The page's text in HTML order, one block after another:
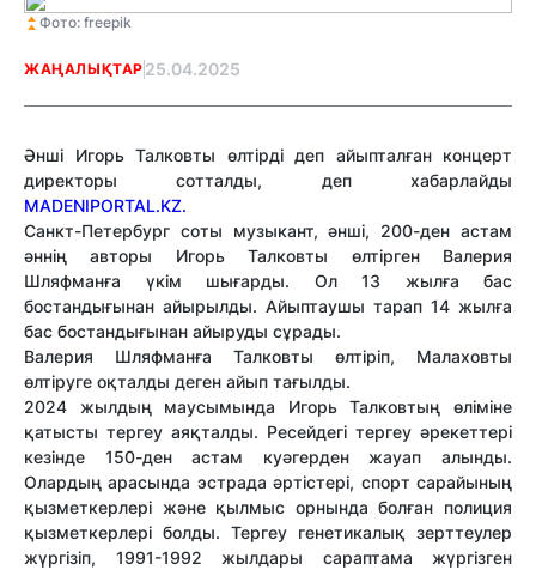
Фото: freepik
ЖАҢАЛЫҚТАР 25.04.2025
Әнші Игорь Талковты өлтірді деп айыпталған концерт
директоры сотталды, деп хабарлайды
MADENIPORTAL.KZ.
Санкт-Петербург соты музыкант, әнші, 200-ден астам
әннің авторы Игорь Талковты өлтірген Валерия
Шляфманға үкім шығарды. Ол 13 жылға бас
бостандығынан айырылды. Айыптаушы тарап 14 жылға
бас бостандығынан айыруды сұрады.
Валерия Шляфманға Талковты өлтіріп, Малаховты
өлтіруге оқталды деген айып тағылды.
2024 жылдың маусымында Игорь Талковтың өліміне
қатысты тергеу аяқталды. Ресейдегі тергеу әрекеттері
кезінде 150-ден астам куәгерден жауап алынды.
Олардың арасында эстрада әртістері, спорт сарайының
қызметкерлері және қылмыс орнында болған полиция
қызметкерлері болды. Тергеу генетикалық зерттеулер
жүргізіп, 1991-1992 жылдары сараптама жүргізген